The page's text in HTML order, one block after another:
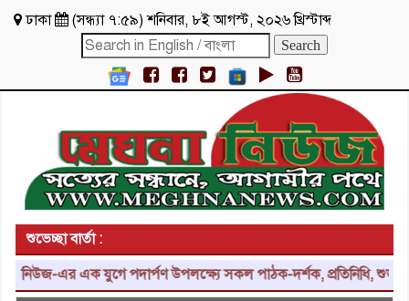
ঢাকা (সন্ধ্যা ৭:৫৯)শনিবার, ৮ই আগস্ট, ২০২৬ খ্রিস্টাব্দ
শুভেচ্ছা বার্তা :
এর এক যুগে পদার্পণ উপলক্ষ্যে সকল পাঠক-দর্শক, প্রতিনিধি,